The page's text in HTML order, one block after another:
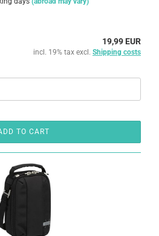
19,99 EUR
incl. 19% tax excl. Shipping costs
TO CART